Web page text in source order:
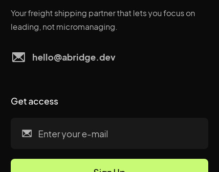
Your freight shipping partner that lets you focus on
leading, not micromanaging.
hello@abridge.dev
Get access